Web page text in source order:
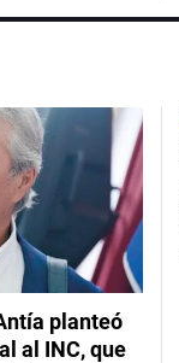
planteó
al INC, que